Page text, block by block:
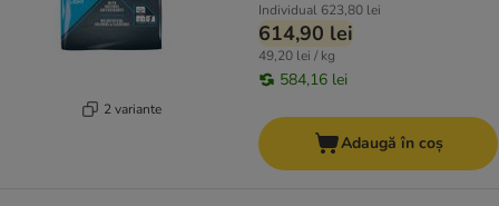
2 variante
Individual 623,80 lei
614,90 lei
49,20 lei / kg
584,16 lei
Adaugă în coș